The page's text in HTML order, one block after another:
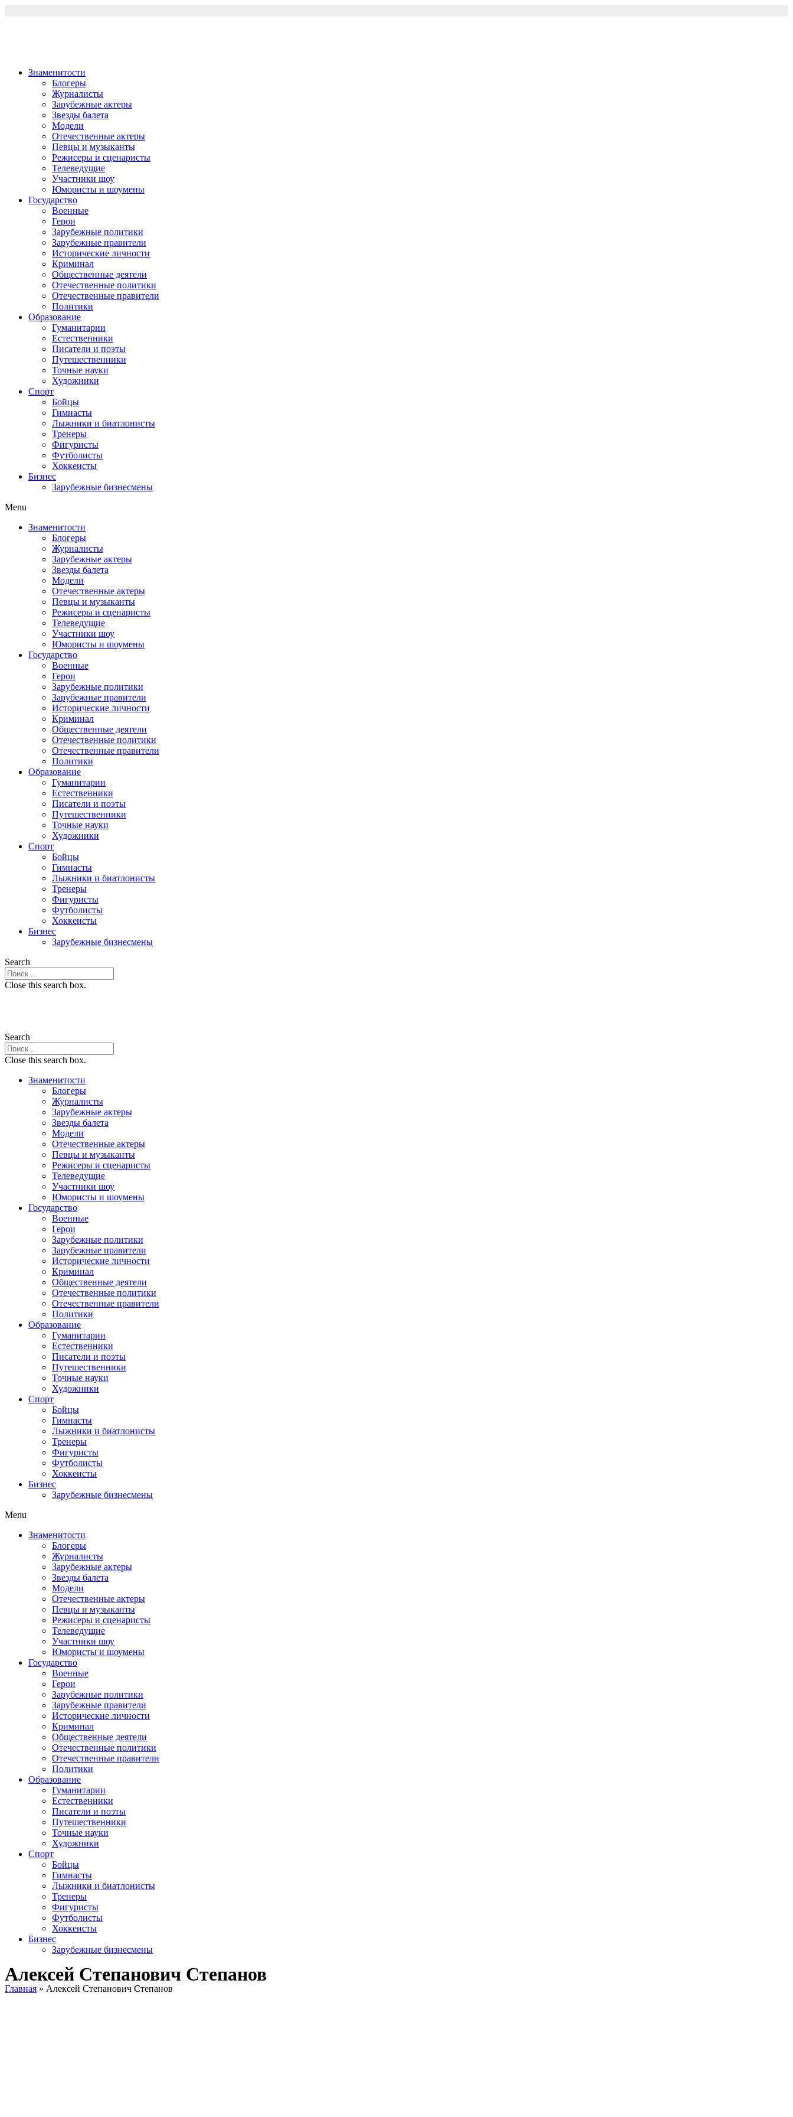
Знаменитости
Блогеры
Журналисты
Зарубежные актеры
Звезды балета
Модели
Отечественные актеры
Певцы и музыканты
Режисеры и сценаристы
Телеведущие
Участники шоу
Юмористы и шоумены
Государство
Военные
Герои
Зарубежные политики
Зарубежные правители
Исторические личности
Криминал
Общественные деятели
Отечественные политики
Отечественные правители
Политики
Образование
Гуманитарии
Естественники
Писатели и поэты
Путешественники
Точные науки
Художники
Спорт
Бойцы
Гимнасты
Лыжники и биатлонисты
Тренеры
Фигуристы
Футболисты
Хоккеисты
Бизнес
Зарубежные бизнесмены
Menu
Знаменитости
Блогеры
Журналисты
Зарубежные актеры
Звезды балета
Модели
Отечественные актеры
Певцы и музыканты
Режисеры и сценаристы
Телеведущие
Участники шоу
Юмористы и шоумены
Государство
Военные
Герои
Зарубежные политики
Зарубежные правители
Исторические личности
Криминал
Общественные деятели
Отечественные политики
Отечественные правители
Политики
Образование
Гуманитарии
Естественники
Писатели и поэты
Путешественники
Точные науки
Художники
Спорт
Бойцы
Гимнасты
Лыжники и биатлонисты
Тренеры
Фигуристы
Футболисты
Хоккеисты
Бизнес
Зарубежные бизнесмены
Search
Close this search box.
Search
Close this search box.
Знаменитости
Блогеры
Журналисты
Зарубежные актеры
Звезды балета
Модели
Отечественные актеры
Певцы и музыканты
Режисеры и сценаристы
Телеведущие
Участники шоу
Юмористы и шоумены
Государство
Военные
Герои
Зарубежные политики
Зарубежные правители
Исторические личности
Криминал
Общественные деятели
Отечественные политики
Отечественные правители
Политики
Образование
Гуманитарии
Естественники
Писатели и поэты
Путешественники
Точные науки
Художники
Спорт
Бойцы
Гимнасты
Лыжники и биатлонисты
Тренеры
Фигуристы
Футболисты
Хоккеисты
Бизнес
Зарубежные бизнесмены
Menu
Знаменитости
Блогеры
Журналисты
Зарубежные актеры
Звезды балета
Модели
Отечественные актеры
Певцы и музыканты
Режисеры и сценаристы
Телеведущие
Участники шоу
Юмористы и шоумены
Государство
Военные
Герои
Зарубежные политики
Зарубежные правители
Исторические личности
Криминал
Общественные деятели
Отечественные политики
Отечественные правители
Политики
Образование
Гуманитарии
Естественники
Писатели и поэты
Путешественники
Точные науки
Художники
Спорт
Бойцы
Гимнасты
Лыжники и биатлонисты
Тренеры
Фигуристы
Футболисты
Хоккеисты
Бизнес
Зарубежные бизнесмены
Алексей Степанович Степанов
Главная » Алексей Степанович Степанов